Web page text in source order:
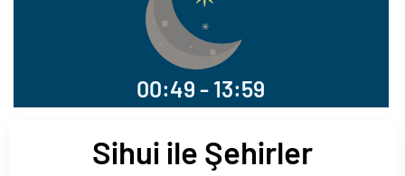
00:49 - 13:59
Sihui ile Şehirler